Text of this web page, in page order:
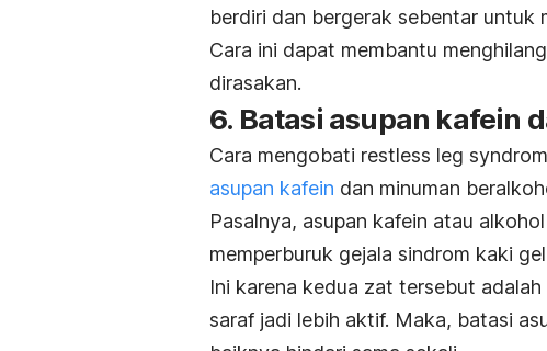
berdiri dan bergerak sebentar untuk
Cara ini dapat membantu
dirasakan.
6. Batasi asupan kafein
Cara mengobati restless leg
asupan kafein dan minuman
Pasalnya, asupan kafein atau
memperburuk gejala sindrom kaki
Ini karena kedua zat tersebut
saraf jadi lebih aktif. Maka, batasi